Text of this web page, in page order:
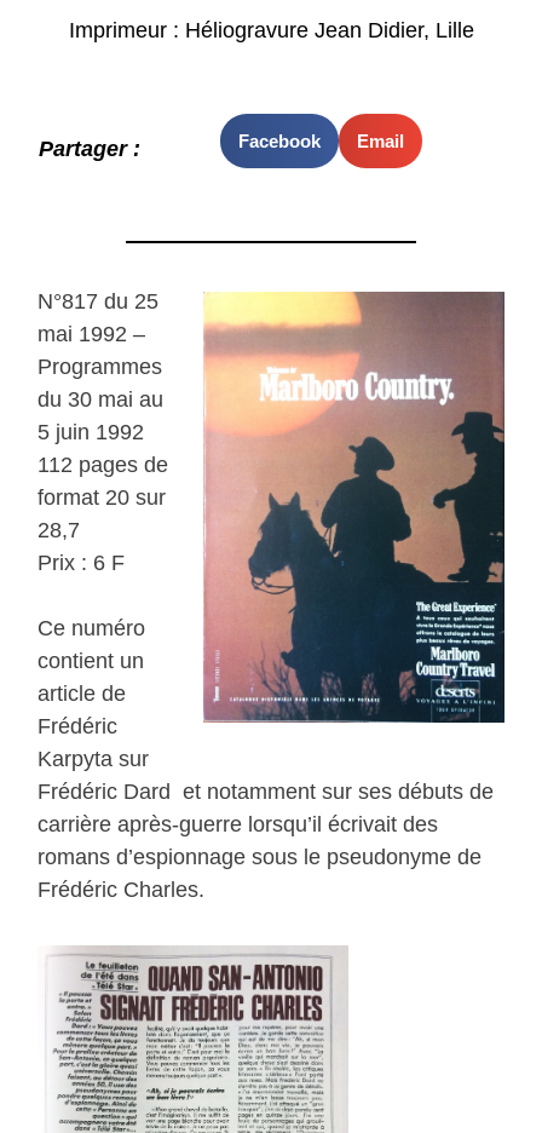
Imprimeur : Héliogravure Jean Didier, Lille
Partager : Facebook Email
N°817 du 25
mai 1992 –
Programmes
du 30 mai au
5 juin 1992
112 pages de
format 20 sur
28,7
Prix : 6 F
Ce numéro
contient un
article de
Frédéric
Karpyta sur
Frédéric Dard et notamment sur ses débuts de
carrière après-guerre lorsqu’il écrivait des
romans d’espionnage sous le pseudonyme de
Frédéric Charles.